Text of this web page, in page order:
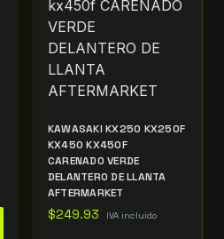
KAWASAKI KX250 KX250F
KX450 KX450F
CARENADO VERDE
DELANTERO DE LLANTA
AFTERMARKET
$249.93 IVA incluido